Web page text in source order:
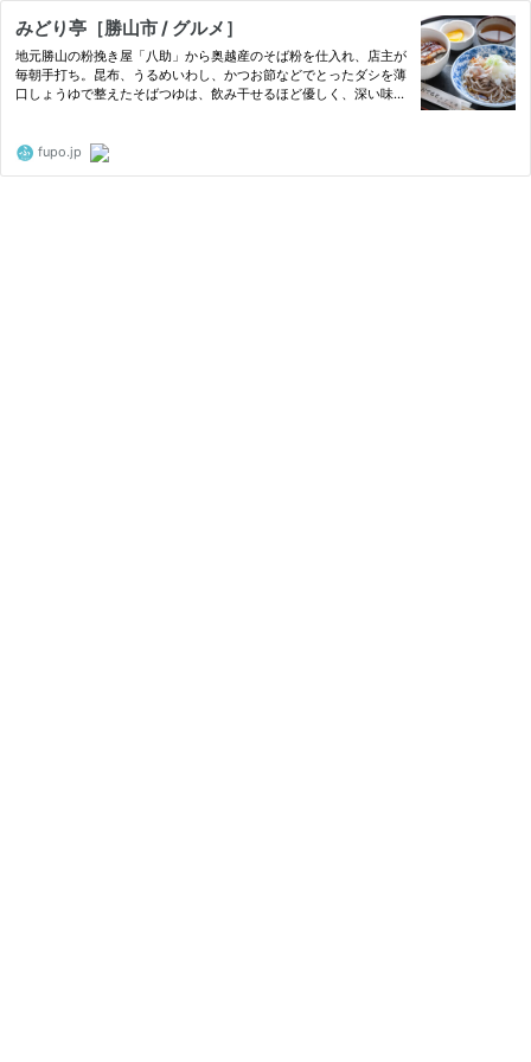
みどり亭［勝山市 / グルメ］
地元勝山の粉挽き屋「八助」から奥越産のそば粉を仕入れ、店主が
毎朝手打ち。昆布、うるめいわし、かつお節などでとったダシを薄
口しょうゆで整えたそばつゆは、飲み干せるほど優しく、深い味わ
fupo.jp